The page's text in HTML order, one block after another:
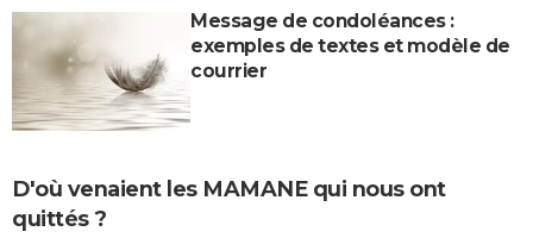
Message de condoléances :
exemples de textes et modèle de
courrier
D'où venaient les MAMANE qui nous ont
quittés ?